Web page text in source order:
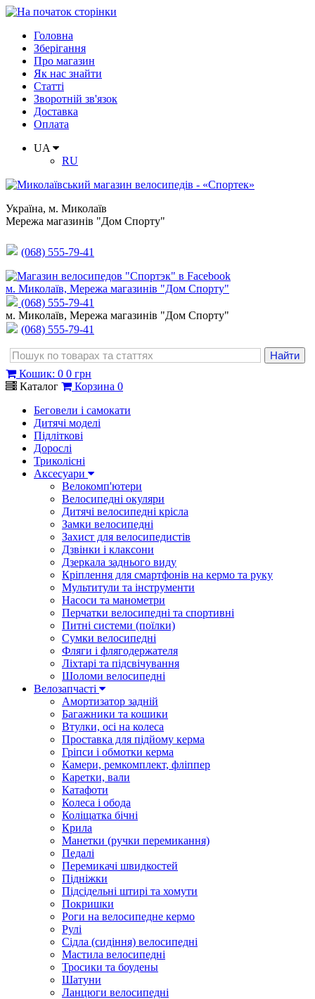
Головна
Зберігання
Про магазин
Як нас знайти
Статті
Зворотній зв'язок
Доставка
Оплата
UA
RU
Україна, м. Миколаїв
Мережа магазинів "Дом Спорту"
(068) 555-79-41
м. Миколаїв, Мережа магазинів "Дом Спорту"
(068) 555-79-41
м. Миколаїв, Мережа магазинів "Дом Спорту"
(068) 555-79-41
Кошик: 0 0 грн
Каталог
Корзина 0
Беговели і самокати
Дитячі моделі
Підліткові
Дорослі
Триколісні
Аксесуари
Велокомп'ютери
Велосипедні окуляри
Дитячі велосипедні крісла
Замки велосипедні
Захист для велосипедистів
Дзвінки і клаксони
Дзеркала заднього виду
Кріплення для смартфонів на кермо та руку
Мультитули та інструменти
Насоси та манометри
Перчатки велосипедні та спортивні
Питні системи (поїлки)
Сумки велосипедні
Фляги і флягодержателя
Ліхтарі та підсвічування
Шоломи велосипедні
Велозапчасті
Амортизатор задній
Багажники та кошики
Втулки, осі на колеса
Проставка для підйому керма
Гріпси і обмотки керма
Камери, ремкомплект, фліппер
Каретки, вали
Катафоти
Колеса і обода
Коліщатка бічні
Крила
Манетки (ручки перемикання)
Педалі
Перемикачі швидкостей
Підніжки
Підсідельні штирі та хомути
Покришки
Роги на велосипедне кермо
Рулі
Сідла (сидіння) велосипедні
Мастила велосипедні
Тросики та боудены
Шатуни
Ланцюги велосипедні